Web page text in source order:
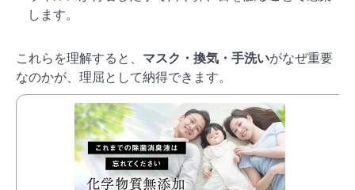
します。
これらを理解すると、 マスク・換気・手洗いがなぜ重要
なのかが、理屈として納得できます。